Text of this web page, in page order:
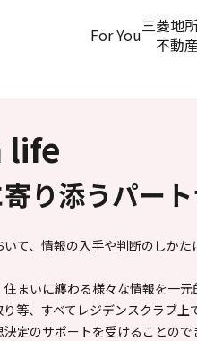
For You三菱地
不動
life
り添うパー
て、情報の入手や判断のしか
まいに纏わる様々な情報を一
等、すべてレジデンスクラブ上
定のサポートを受けることので